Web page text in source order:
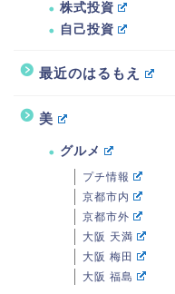
株式投資
自己投資
最近のはるもえ
美
グルメ
プチ情報
京都市内
京都市外
大阪 天満
大阪 梅田
大阪 福島